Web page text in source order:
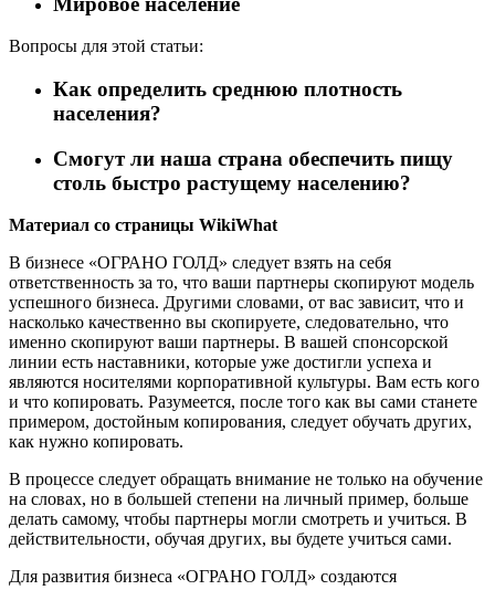
Вопросы для этой статьи:
Как определить среднюю плотность
населения?
Смогут ли наша страна обеспечить пищу
столь быстро растущему населению?
Материал со страницы WikiWhat
В бизнесе «ОГРАНО ГОЛД» следует взять на себя
ответственность за то, что ваши партнеры скопируют модель
успешного бизнеса. Другими словами, от вас зависит, что и
насколько качественно вы скопируете, следовательно, что
именно скопируют ваши партнеры. В вашей спонсорской
линии есть наставники, которые уже достигли успеха и
являются носителями корпоративной культуры. Вам есть кого
и что копировать. Разумеется, после того как вы сами станете
примером, достойным копирования, следует обучать других,
как нужно копировать.
В процессе следует обращать внимание не только на обучение
на словах, но в большей степени на личный пример, больше
делать самому, чтобы партнеры могли смотреть и учиться. В
действительности, обучая других, вы будете учиться сами.
Для развития бизнеса «ОГРАНО ГОЛД» создаются